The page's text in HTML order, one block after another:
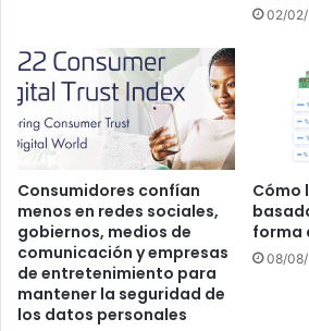
02/
Consumidores confían
menos en redes sociales,
gobiernos, medios de
comunicación y empresas
de entretenimiento para
mantener la seguridad de
los datos personales
Cómo
forma
08/